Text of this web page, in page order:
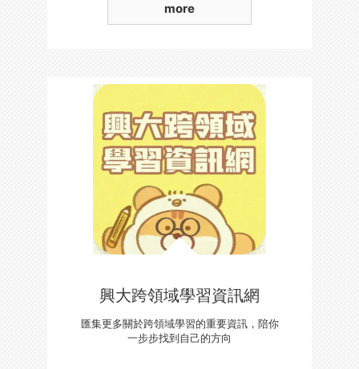
more
興大跨領域學習資訊網
匯集更多關於跨領域學習的重要資訊，陪你
一步步找到自己的方向